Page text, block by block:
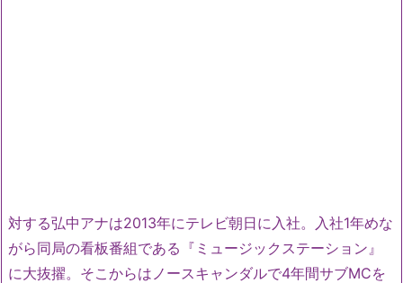
対する弘中アナは2013年にテレビ朝日に入社。入社1年めな
がら同局の看板番組である『ミュージックステーション』
に大抜擢。そこからはノースキャンダルで4年間サブMCを